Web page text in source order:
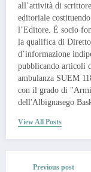
all’attività di
editoriale
l’Editore. È socio
la qualifica di
d’informazione
pubblicando articoli
ambulanza SUEM
con il grado di
dell'Albignasego
View All Posts
Previous post